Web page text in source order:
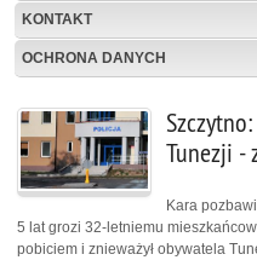
KONTAKT
OCHRONA DANYCH
Tunezji -
Kara
5 lat grozi 32-letniemu
pobiciem i znieważył obywatela